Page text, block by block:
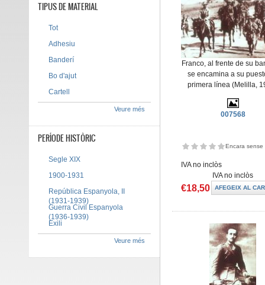
Franco, al frente de su
se encamina a su
primera línea (Melilla,
007568
Encara sense
IVA no inclòs
IVA no inclòs
€18,50
TIPUS DE MATERIAL
Tot
Adhesiu
Banderí
Bo d'ajut
Cartell
Veure més
PERÍODE HISTÒRIC
Segle XIX
1900-1931
República Espanyola, II
(1931-1939)
Guerra Civil Espanyola
(1936-1939)
Exili
Veure més